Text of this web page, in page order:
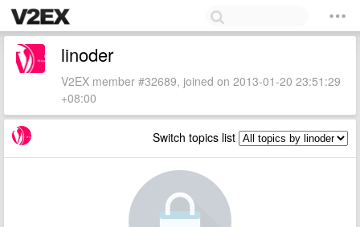
linoder
V2EX member #32689, joined on 2013-01-20 23:51:29
+08:00
Switch topics list